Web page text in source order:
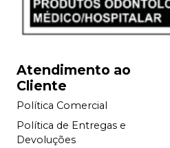
Atendimento ao
Cliente
Política Comercial
Política de Entregas e
Devoluções